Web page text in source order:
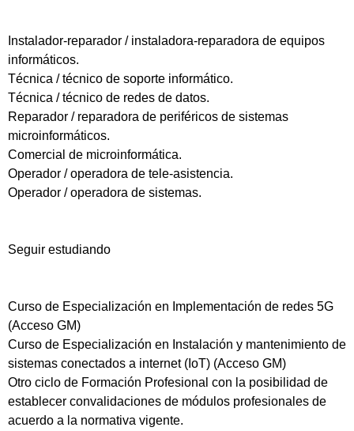
Instalador-reparador / instaladora-reparadora de equipos
informáticos.
Técnica / técnico de soporte informático.
Técnica / técnico de redes de datos.
Reparador / reparadora de periféricos de sistemas
microinformáticos.
Comercial de microinformática.
Operador / operadora de tele-asistencia.
Operador / operadora de sistemas.
Seguir estudiando
Curso de Especialización en Implementación de redes 5G
(Acceso GM)
Curso de Especialización en Instalación y mantenimiento de
sistemas conectados a internet (IoT) (Acceso GM)
Otro ciclo de Formación Profesional con la posibilidad de
establecer convalidaciones de módulos profesionales de
acuerdo a la normativa vigente.